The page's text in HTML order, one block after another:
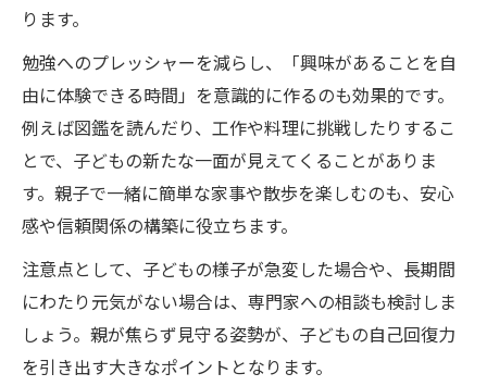
創作活動が不登校の子に与える良い影響と
は
楽しみながら自己肯定感を高めるポイント
家でできる不登校児の創造力サポート術
趣味時間が不登校の子の成長に繋がる理由
勉強や生活で伸ばせる子どもの力
不登校でも学べる家庭での勉強サポート法
生活習慣の安定が不登校回復への第一歩
家でできる不登校小学生の学び直し実践例
ります。
勉強へのプレッシャーを減らし、「興味があることを自
由に体験できる時間」を意識的に作るのも効果的です。
例えば図鑑を読んだり、工作や料理に挑戦したりするこ
とで、子どもの新たな一面が見えてくることがありま
す。親子で一緒に簡単な家事や散歩を楽しむのも、安心
感や信頼関係の構築に役立ちます。
注意点として、子どもの様子が急変した場合や、長期間
にわたり元気がない場合は、専門家への相談も検討しま
しょう。親が焦らず見守る姿勢が、子どもの自己回復力
を引き出す大きなポイントとなります。